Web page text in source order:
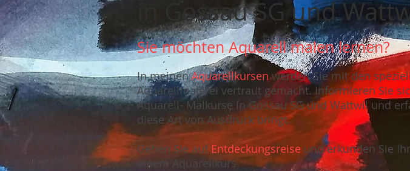
in Gossau SG und
Sie möchten Aquarell malen lernen?
In meinenAquarellkursenwerden Sie mit den
Aquarellmalerei vertraut gemacht. Informieren Sie
Aquarell- Malkurse in Gossau SG und Wattwil und
diese Art von Ausdruck bringt.
Gehen Sie aufEntdeckungsreise und erkunden Sie
einem Aquarellkurs.